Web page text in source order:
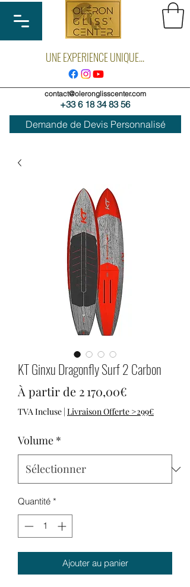
UNE EXPERIENCE UNIQUE...
contact@oleronglisscenter.com
+33 6 18 34 83 56
Demande de Devis Personnalisé
KT Ginxu Dragonfly Surf 2 Carbon
À partir de 2 170,00€
TVA Incluse | Livraison Offerte >299€
Volume *
Quantité *
Ajouter au panier